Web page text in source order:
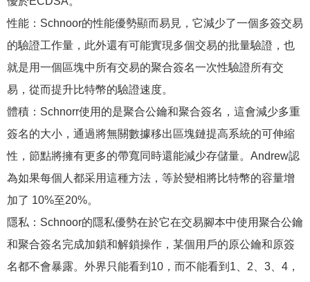
性能：Schnoor的性能優勢顯而易見，它減少了一個多簽交易
的驗證工作量，此外還有可能實現多個交易的批量驗證，也
就是用一個區塊中所有交易的聚合簽名一次性驗證所有交
易，從而提升比特幣的驗證速度。
體積：Schnorr使用的是聚合公鑰和聚合簽名，這會減少多重
簽名的大小，通過將無關數據移出區塊鏈提高系統的可伸縮
性，節點將擁有更多的帶寬同時還能減少存儲量。Andrew認
為如果每個人都采用這種方法，等於變相將比特幣的容量增
加了 10%至20%。
隱私：Schnoor的隱私優勢在於它在交易腳本中使用聚合公鑰
和聚合簽名完成加鎖和解鎖操作，某個用戶的原公鑰和原簽
名都不會暴露。外界只能看到10，而不能看到1、2、3、4，